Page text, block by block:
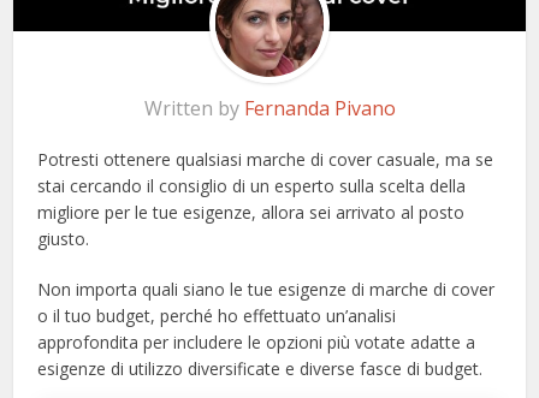
Written by Fernanda Pivano
Potresti ottenere qualsiasi marche di cover casuale, ma se
stai cercando il consiglio di un esperto sulla scelta della
migliore per le tue esigenze, allora sei arrivato al posto
giusto.
Non importa quali siano le tue esigenze di marche di cover
o il tuo budget, perché ho effettuato un’analisi
approfondita per includere le opzioni più votate adatte a
esigenze di utilizzo diversificate e diverse fasce di budget.